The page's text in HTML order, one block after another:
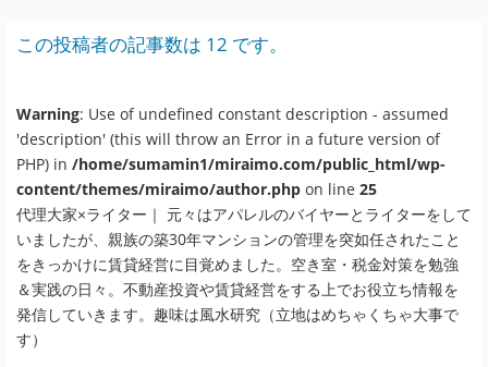
この投稿者の記事数は 12 です。
Warning: Use of undefined constant description - assumed
'description' (this will throw an Error in a future version of
PHP) in /home/sumamin1/miraimo.com/public_html/wp-
content/themes/miraimo/author.php on line 25
代理大家×ライター｜ 元々はアパレルのバイヤーとライターをして
いましたが、親族の築30年マンションの管理を突如任されたこと
をきっかけに賃貸経営に目覚めました。空き室・税金対策を勉強
＆実践の日々。不動産投資や賃貸経営をする上でお役立ち情報を
発信していきます。趣味は風水研究（立地はめちゃくちゃ大事で
す）